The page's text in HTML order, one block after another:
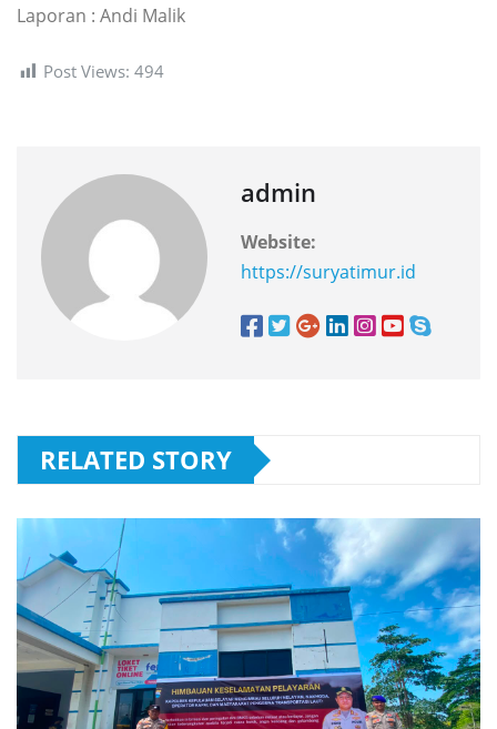
Laporan : Andi Malik
Post Views: 494
admin
Website:
https://suryatimur.id
RELATED STORY